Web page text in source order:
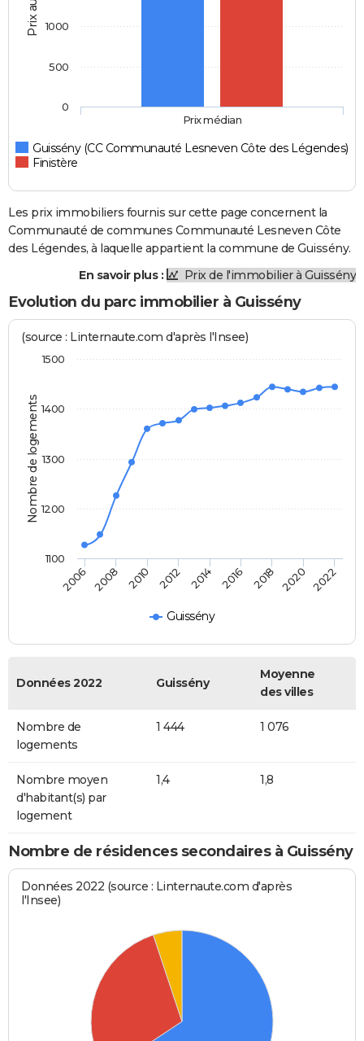
Guissény (CC Communauté Lesneven Côte des Légendes)
Finistère
Prix médian
0
500
1000
Les prix immobiliers fournis sur cette page concernent la
Communauté de communes Communauté Lesneven Côte
des Légendes, à laquelle appartient la commune de Guissény.
En savoir plus :
Prix de l'immobilier à Guissény
Evolution du parc immobilier à Guissény
Nombre de logements
(source : Linternaute.com d'après l'Insee)
Guissény
2006 2008 2010 2012 2014 2016 2018 2020 2022
1100
1200
1300
1400
1500
Données 2022 Guissény
Moyenne
des villes
Nombre de
logements
1 444 1 076
Nombre moyen
d'habitant(s) par
logement
1,4 1,8
Nombre de résidences secondaires à Guissény
Données 2022 (source : Linternaute.com d'après
l'Insee)